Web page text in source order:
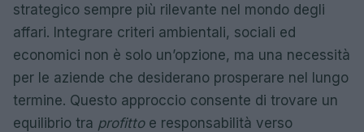
strategico sempre più rilevante nel mondo degli
affari. Integrare criteri ambientali, sociali ed
economici non è solo un’opzione, ma una necessità
per le aziende che desiderano prosperare nel lungo
termine. Questo approccio consente di trovare un
equilibrio tra profittoe responsabilità verso